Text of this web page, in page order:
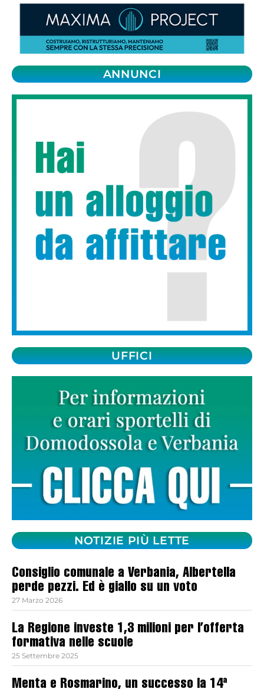
ANNUNCI
UFFICI
NOTIZIE PIÙ LETTE
Consiglio comunale a Verbania, Albertella
perde pezzi. Ed è giallo su un voto
27 Marzo 2026
La Regione investe 1,3 milioni per l’offerta
formativa nelle scuole
25 Settembre 2025
Menta e Rosmarino, un successo la 14ª